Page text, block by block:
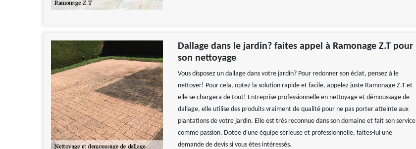
Dallage dans le jardin? faites appel à Ramonage Z.T pour
son nettoyage
Vous disposez un dallage dans votre jardin? Pour redonner son éclat, pensez à le
nettoyer! Pour cela, optez la solution rapide et facile, appelez juste Ramonage Z.T et
elle se chargera de tout! Entreprise professionnelle en nettoyage et démoussage de
dallage, elle utilise des produits vraiment de qualité pour ne pas porter atteinte aux
plantations de votre jardin. Elle est très reconnue dans son domaine et fait son service
comme passion. Dotée d'une équipe sérieuse et professionnelle, faites-lui une
demande de devis si vous êtes intéressés.